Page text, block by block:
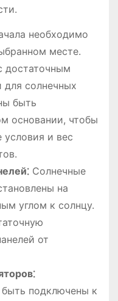
необходимо
месте.
достаточным
солнечных
быть
основании, чтобы
и вес
Солнечные
на
углом к солнцу.
от
подключены к